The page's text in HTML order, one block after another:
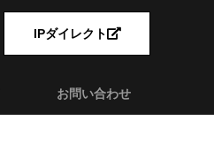
IPダイレクト
お問い合わせ